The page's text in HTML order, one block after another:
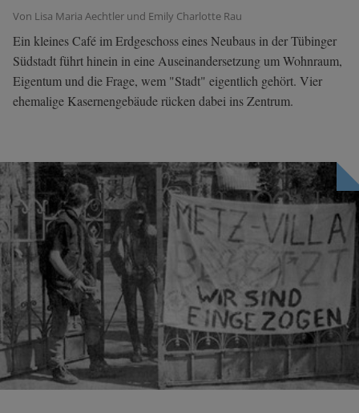
Von Lisa Maria Aechtler und Emily Charlotte Rau
Ein kleines Café im Erdgeschoss eines Neubaus in der Tübinger
Südstadt führt hinein in eine Auseinandersetzung um Wohnraum,
Eigentum und die Frage, wem "Stadt" eigentlich gehört. Vier
ehemalige Kasernengebäude rücken dabei ins Zentrum.